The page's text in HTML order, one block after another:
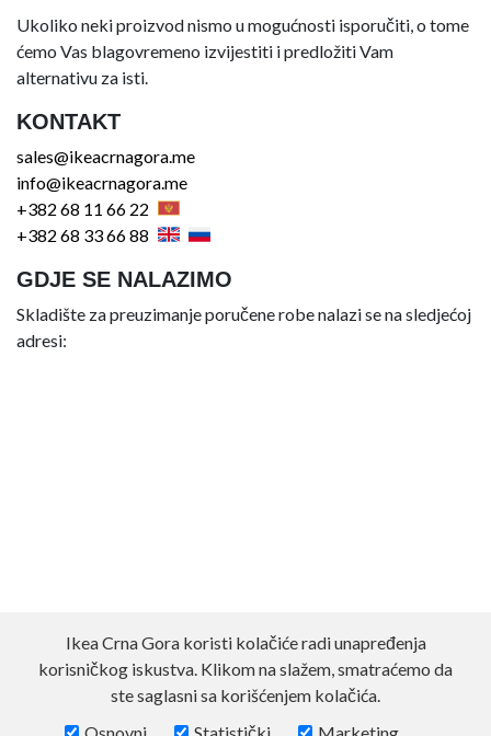
Ukoliko neki proizvod nismo u mogućnosti isporučiti, o tome
ćemo Vas blagovremeno izvijestiti i predložiti Vam
alternativu za isti.
KONTAKT
sales@ikeacrnagora.me
info@ikeacrnagora.me
+382 68 11 66 22
+382 68 33 66 88
GDJE SE NALAZIMO
Skladište za preuzimanje poručene robe nalazi se na sledjećoj
adresi:
Ikea Crna Gora koristi kolačiće radi unapređenja
korisničkog iskustva. Klikom na slažem, smatraćemo da
ste saglasni sa korišćenjem kolačića.
Osnovni
Statistički Marketing